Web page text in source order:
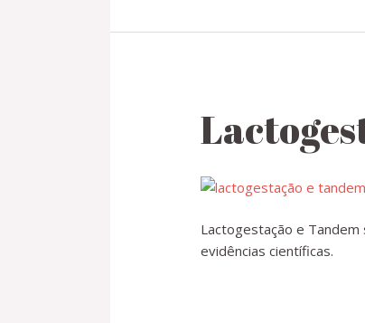
Lactogestação e
evidências científicas.